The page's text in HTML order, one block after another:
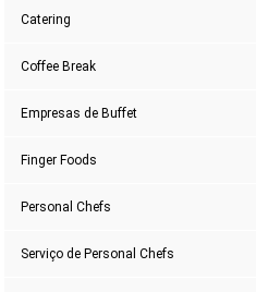
Catering
Coffee Break
Empresas de Buffet
Finger Foods
Personal Chefs
Serviço de Personal Chefs